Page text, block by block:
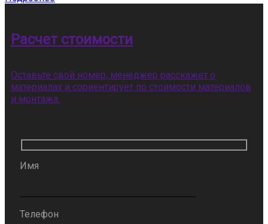
Расчет стоимости
Оставьте свой номер, менеджер расскажет о
материалах и сориентирует по стоимости материалов
и монтажа.
Имя
Телефон